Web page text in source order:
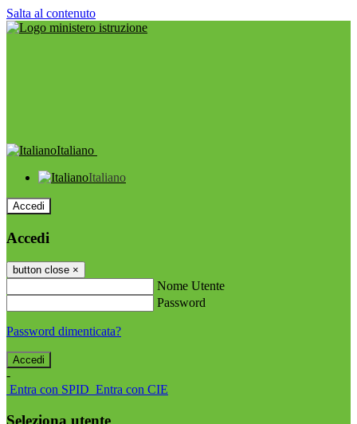
Salta al contenuto
Italiano
Italiano
Accedi
Accedi
button close ×
Nome Utente
Password
Password dimenticata?
-
Entra con SPID Entra con CIE
Seleziona utente